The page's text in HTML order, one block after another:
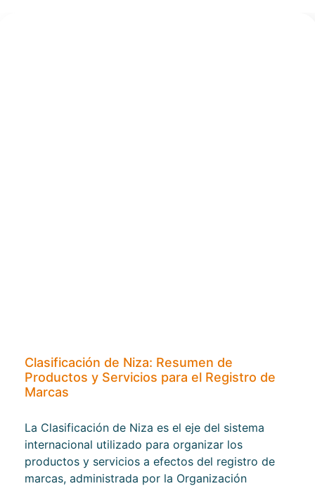
Clasificación de Niza: Resumen de
Productos y Servicios para el Registro de
Marcas
La Clasificación de Niza es el eje del sistema
internacional utilizado para organizar los
productos y servicios a efectos del registro de
marcas, administrada por la Organización